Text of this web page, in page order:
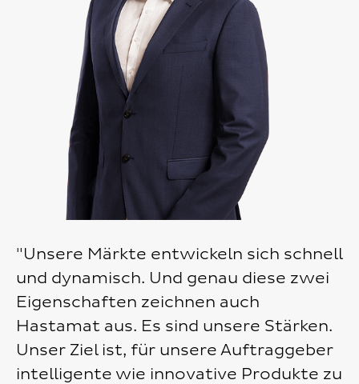
"Unsere Märkte entwickeln sich schnell
und dynamisch. Und genau diese zwei
Eigenschaften zeichnen auch
Hastamat aus. Es sind unsere Stärken.
Unser Ziel ist, für unsere Auftraggeber
intelligente wie innovative Produkte zu